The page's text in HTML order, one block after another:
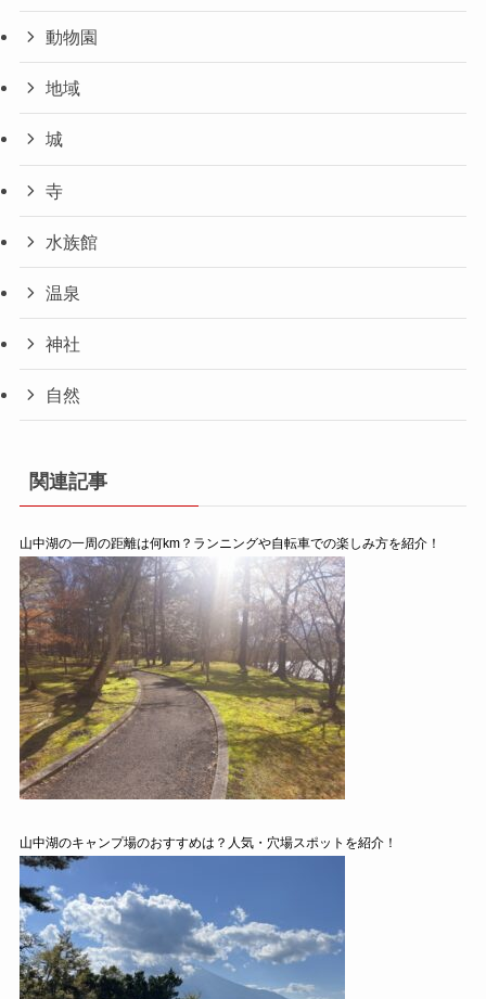
動物園
地域
城
寺
水族館
温泉
神社
自然
関連記事
山中湖の一周の距離は何km？ランニングや自転車での楽しみ方を紹介！
山中湖のキャンプ場のおすすめは？人気・穴場スポットを紹介！